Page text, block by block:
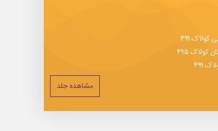
۴۹۹
کولاک ۴۹۵
۴۹۹
مشاهده جلد